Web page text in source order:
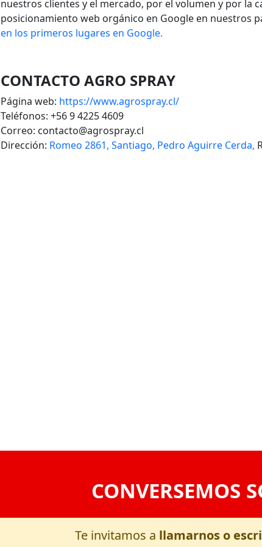
nuestros clientes y el mercado, por el volumen y por la
posicionamiento web orgánico en Google en nuestros
en los primeros lugares en Google.
CONTACTOAGRO SPRAY
Página web: https://www.agrospray.cl/
Teléfonos:+56 9 4225 4609
Correo: contacto@agrospray.cl
Dirección: Romeo 2861, Santiago, Pedro Aguirre Cerda,
CONVERSEMOS
Te invitamos a llamarnos o